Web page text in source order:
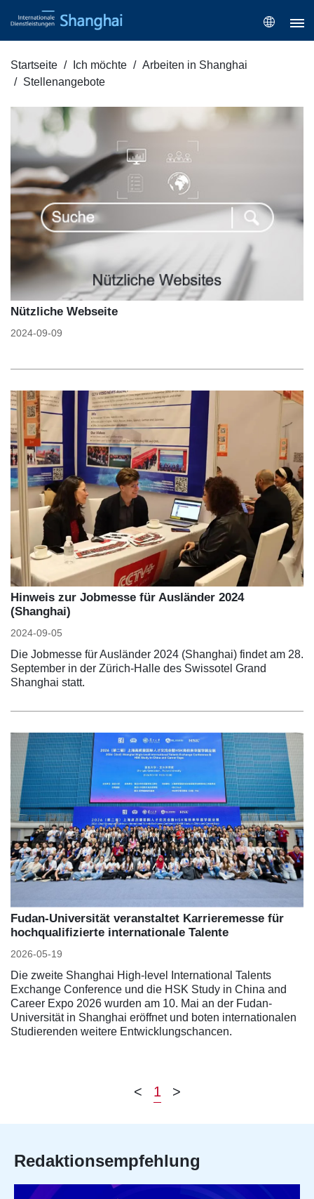
Startseite Ich möchte
Arbeiten in Shanghai
Stellenangebote
Nützliche Webseite
2024-09-09
Hinweis zur Jobmesse für Ausländer 2024
(Shanghai)
2024-09-05
Die Jobmesse für Ausländer 2024 (Shanghai) findet am 28.
September in der Zürich-Halle des Swissotel Grand
Shanghai statt.
Fudan-Universität veranstaltet Karrieremesse für
hochqualifizierte internationale Talente
2026-05-19
Die zweite Shanghai High-level International Talents
Exchange Conference und die HSK Study in China and
Career Expo 2026 wurden am 10. Mai an der Fudan-
Universität in Shanghai eröffnet und boten internationalen
Studierenden weitere Entwicklungschancen.
< 1 >
Redaktionsempfehlung